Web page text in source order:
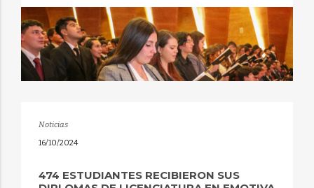
Noticias
16/10/2024
474 ESTUDIANTES RECIBIERON SUS